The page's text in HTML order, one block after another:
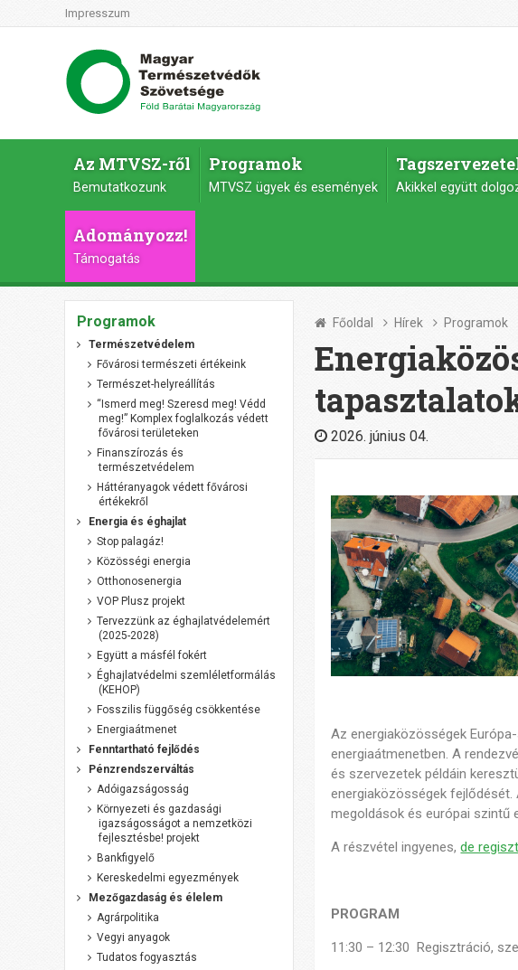
Impresszum
Az MTVSZ-ről
Bemutatkozunk
Programok
MTVSZ ügyek és események Akikkel együtt
Adományozz!
Támogatás
Főoldal Hírek Programok
2026. június 04.
Az energiaközösségek
energiaátmenetben. A
és szervezetek példáin
energiaközösségek fejlődését.
megoldások és európai szintű
A részvétel ingyenes,de
PROGRAM
11:30 – 12:30 Regisztráció,
Programok
Természetvédelem
Fővárosi természeti értékeink
Természet-helyreállítás
“Ismerd meg! Szeresd meg! Védd
meg!” Komplex foglalkozás védett
fővárosi területeken
Finanszírozás és
természetvédelem
Háttéranyagok védett fővárosi
értékekről
Energia és éghajlat
Stop palagáz!
Közösségi energia
Otthonosenergia
VOP Plusz projekt
Tervezzünk az éghajlatvédelemért
(2025-2028)
Együtt a másfél fokért
Éghajlatvédelmi szemléletformálás
(KEHOP)
Fosszilis függőség csökkentése
Energiaátmenet
Fenntartható fejlődés
Pénzrendszerváltás
Adóigazságosság
Környezeti és gazdasági
igazságosságot a nemzetközi
fejlesztésbe! projekt
Bankfigyelő
Kereskedelmi egyezmények
Mezőgazdaság és élelem
Agrárpolitika
Vegyi anyagok
Tudatos fogyasztás